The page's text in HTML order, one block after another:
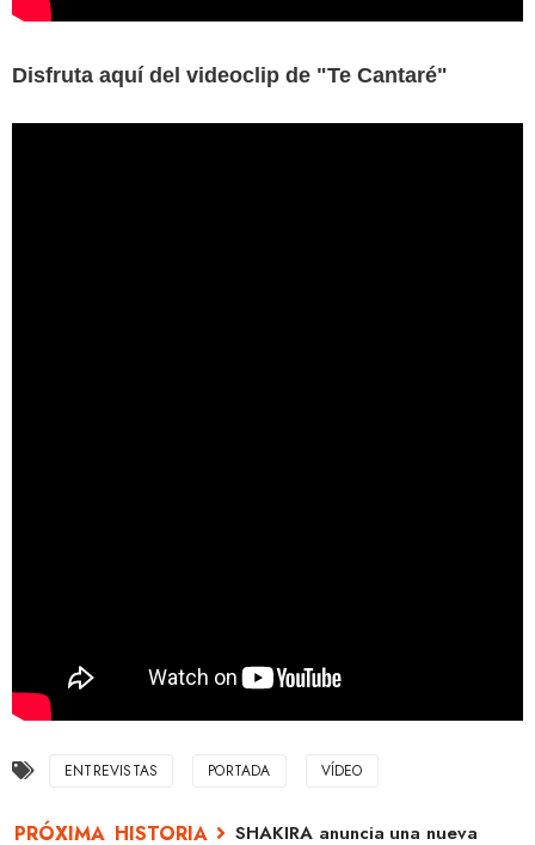
Disfruta aquí del videoclip de "Te Cantaré"
ENTREVISTAS PORTADA VÍDEO
SHAKIRA anuncia una nueva